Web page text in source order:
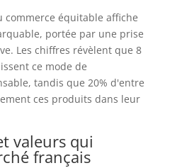
commerce équitable affiche
portée par une prise
Les chiffres révèlent que 8
ce mode de
tandis que 20% d'entre
ces produits dans leur
valeurs qui
français